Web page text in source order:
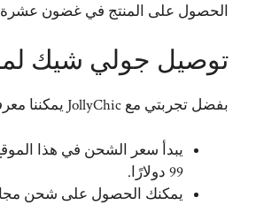
الحصول على المنتج في غضون عشرة
توصيل جولي شيك
بفضل تجربتي مع JollyChic يمكننا معرفة طريقة الشحن وسعر الشحن وهما كالتالي:
يبدأ سعر الشحن في هذا
99 دولارًا.
يمكنك الحصول على شحن مجاني